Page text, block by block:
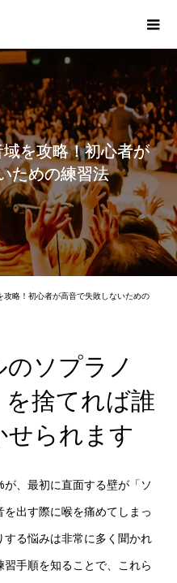
を攻略！初心者が
ための練習法
攻略！初心者が高音で失敗しないための
ソプラノ
捨てれば誰
られます
、最初に直面する壁が「ソ
出す際に喉を痛めてしまっ
る悩みは非常に多く聞かれ
手順を知ることで、これら